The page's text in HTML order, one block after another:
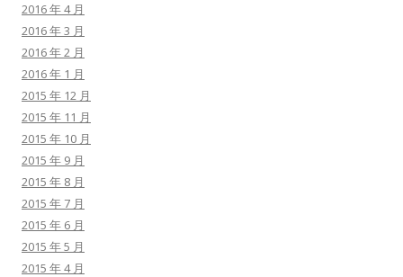
2016 年 4 月
2016 年 3 月
2016 年 2 月
2016 年 1 月
2015 年 12 月
2015 年 11 月
2015 年 10 月
2015 年 9 月
2015 年 8 月
2015 年 7 月
2015 年 6 月
2015 年 5 月
2015 年 4 月